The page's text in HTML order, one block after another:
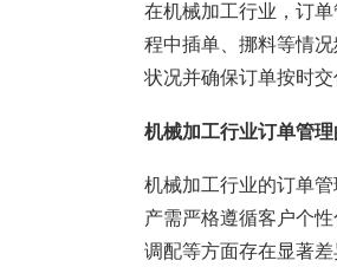
电子制造
装备制造
机械行业
五金行业
PCB行业
塑胶加工
智能制造
在机械加工行业，订
程中插单、挪料等情
状况并确保订单按时
机械加工行业订单管
机械加工行业的订单
产需严格遵循客户个
调配等方面存在显著